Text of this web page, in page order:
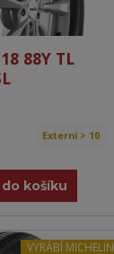
88Y TL
Externí > 10
košíku
VYRÁBÍ MICHELIN